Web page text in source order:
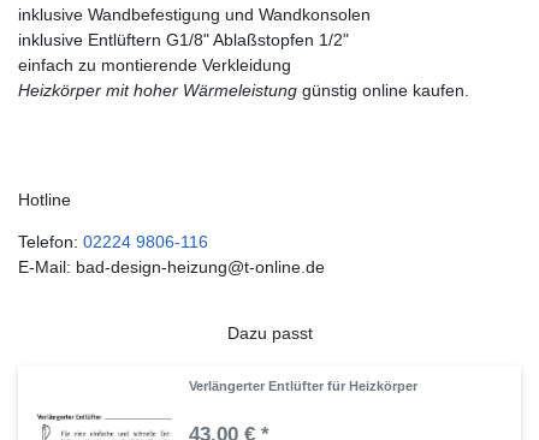
inklusive Wandbefestigung und Wandkonsolen
inklusive Entlüftern G1/8" Ablaßstopfen 1/2"
einfach zu montierende Verkleidung
Heizkörper mit hoher Wärmeleistung günstig online kaufen.
Hotline
Telefon: 02224 9806-116
E-Mail: bad-design-heizung@t-online.de
Dazu passt
Verlängerter Entlüfter für Heizkörper
43,00 € *